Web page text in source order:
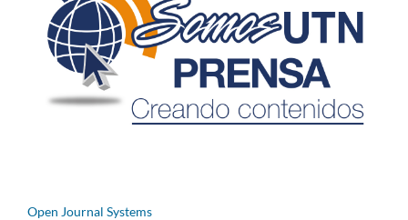
Open Journal Systems